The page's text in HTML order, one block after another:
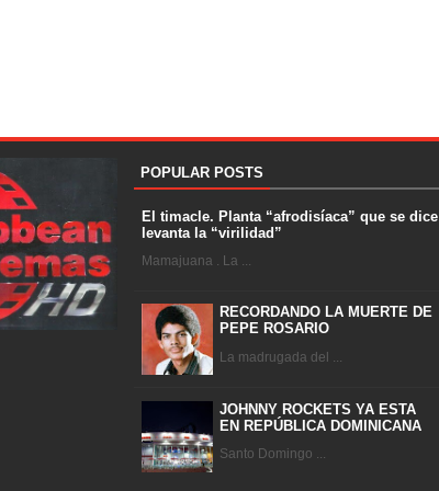
POPULAR POSTS
El timacle. Planta “afrodisíaca” que se dice
levanta la “virilidad”
Mamajuana . La ...
RECORDANDO LA MUERTE DE
PEPE ROSARIO
La madrugada del ...
JOHNNY ROCKETS YA ESTA
EN REPÚBLICA DOMINICANA
Santo Domingo ...